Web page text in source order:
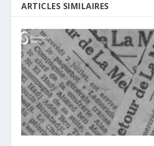
ARTICLES SIMILAIRES